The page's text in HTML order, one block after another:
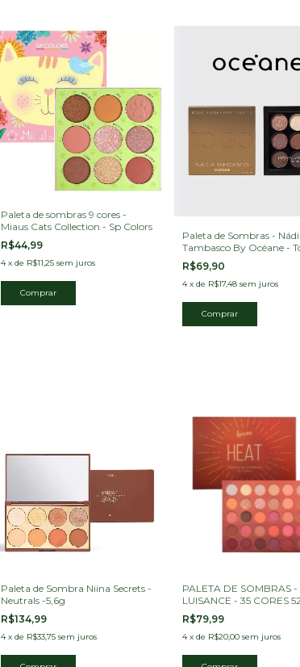
Paleta de sombras 9 cores -
Miaus Cats Collection - Sp Colors
R$44,99
4 x de R$11,25 sem juros
Comprar
Paleta de Sombras -
Tambasco By Océane -
Basic 7,2g
R$69,90
4 x de R$17,48 sem juros
Paleta de Sombra Niina Secrets -
Neutrals -5,6g
R$134,99
4 x de R$33,75 sem juros
PALETA DE SOMBRAS -
LUISANCE - 35 CORES
R$79,99
4 x de R$20,00 sem juros